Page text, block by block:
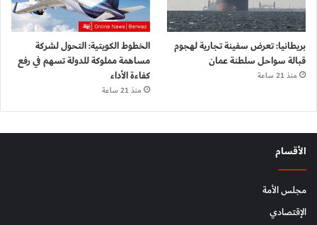
بريطانيا: تعرض سفينة تجارية لهجوم
قبالة سواحل سلطنة عمان
منذ 21 ساعة
الخطوط الكويتية: التحول لشركة
مساهمة مملوكة للدولة تسهم في رفع
كفاءة الأداء
منذ 21 ساعة
الأقسام
مجلس الأمة
الإقتصادي